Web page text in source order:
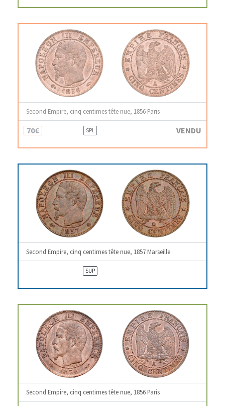
Second Empire, cinq centimes tête nue, 1856 Paris
70€ SPL VENDU
Second Empire, cinq centimes tête nue, 1857 Marseille
SUP
Second Empire, cinq centimes tête nue, 1856 Paris